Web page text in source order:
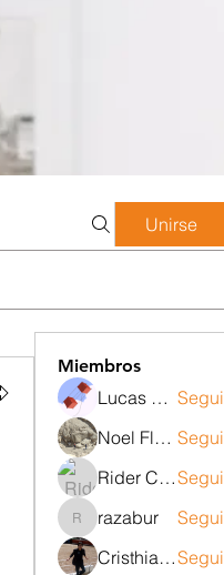
Unirse
Miembros
Lucas Meneghetti
Noel Flores ruiz
Rider Carrizo
razabur
razabur
Cristhian Belito Moran